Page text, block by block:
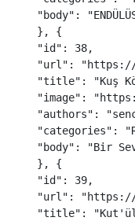
"body" : "
},
{
"id " : 38,
"url " : "https://
"title" : "Kuş
"image" : "
"authors" : "
"categories" : "
"body" : "Bir
},
{
"id " : 39,
"url " : "https://
"title" : "